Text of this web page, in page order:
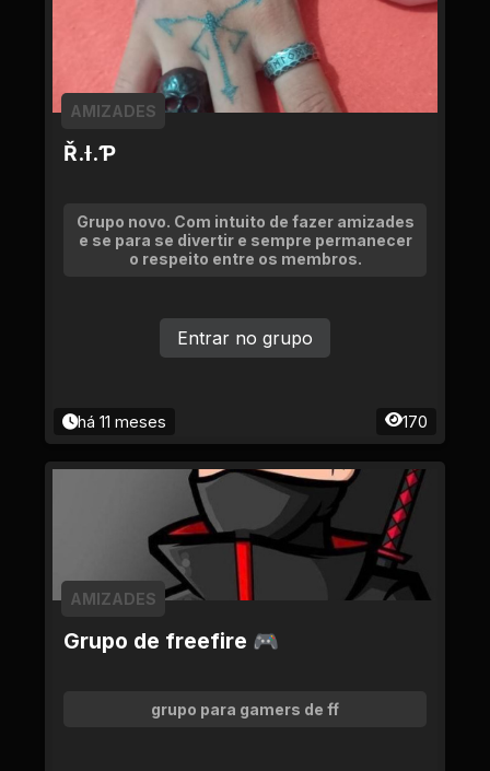
Ř.Ɨ.Ƥ
AMIZADES
Grupo novo. Com intuito de fazer amizades
e se para se divertir e sempre permanecer
o respeito entre os membros.
há 11 meses 170
Entrar no grupo
Grupo de freefire 🎮
AMIZADES
grupo para gamers de ff